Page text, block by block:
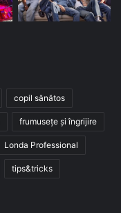
copil sănătos
frumusețe și îngrijire
Londa Professional
tips&tricks